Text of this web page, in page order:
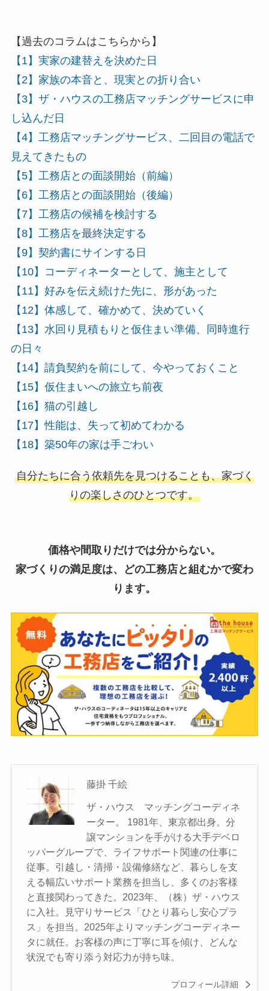
【過去のコラムはこちらから】
【1】実家の建替えを決めた日
【2】家族の本音と、現実との折り合い
【3】ザ・ハウスの工務店マッチングサービスに申
し込んだ日
【4】工務店マッチングサービス、二回目の電話で
見えてきたもの
【5】工務店との面談開始（前編）
【6】工務店との面談開始（後編）
【7】工務店の候補を検討する
【8】工務店を最終決定する
【9】契約書にサインする日
【10】コーディネーターとして、施主として
【11】好みを伝え続けた先に、形があった
【12】体感して、確かめて、決めていく
【13】水回り見積もりと仮住まい準備、同時進行
の日々
【14】請負契約を前にして、今やっておくこと
【15】仮住まいへの旅立ち前夜
【16】猫の引越し
【17】性能は、失って初めてわかる
【18】築50年の家は手ごわい
自分たちに合う依頼先を見つけることも、家づく
りの楽しさのひとつです。
価格や間取りだけでは分からない。
家づくりの満足度は、どの工務店と組むかで変わ
ります。
藤掛 千絵
ザ・ハウス マッチングコーディネ
ーター。 1981年、東京都出身。分
譲マンションを手がける大手デベロ
ッパーグループで、ライフサポート関連の仕事に
従事。引越し・清掃・設備修繕など、暮らしを支
える幅広いサポート業務を担当し、多くのお客様
と直接関わってきた。2023年、（株）ザ・ハウス
に入社。見守りサービス「ひとり暮らし安心プラ
ス」を担当。2025年よりマッチングコーディネー
タに就任。お客様の声に丁寧に耳を傾け、どんな
状況でも寄り添う対応力が持ち味。
プロフィール詳細